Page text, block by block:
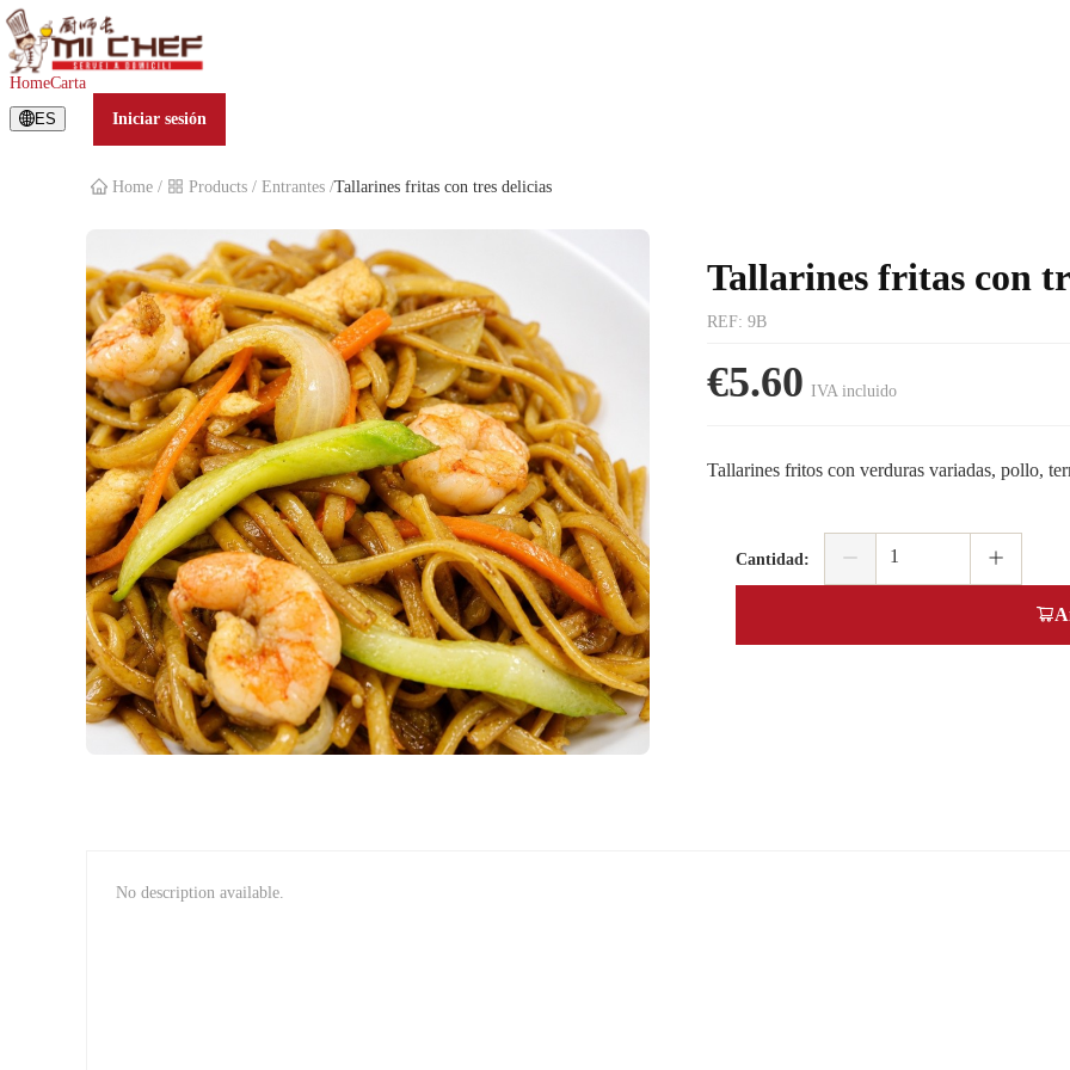
Tallarines fritas con tres delicias
HomeCarta
ES
Iniciar sesión
Home / Products / Entrantes /Tallarines fritas con tres delicias
Tallarines fritas con
REF: 9B
€5.60 IVA incluido
Tallarines fritos con verduras variadas, pollo,
Cantidad:
No description available.